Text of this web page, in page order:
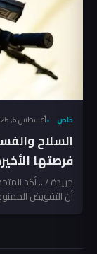
خاص أغسطس 6, 2026
السلاح
فرصتها
جريدة / .. أكد
أن التفويض